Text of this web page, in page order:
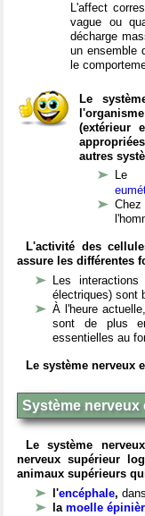
L'affect
vague ou
décharge
un ensemble
le
Le
(extérieur
autres
Le
L'activité des
assure les différentes
Les
électriques) sont
À l'heure
sont de plus
essentielles au
Le système nerveux
Système nerveux
Le système
nerveux supérieur
animaux supérieurs
l'encéphale,
la moelle